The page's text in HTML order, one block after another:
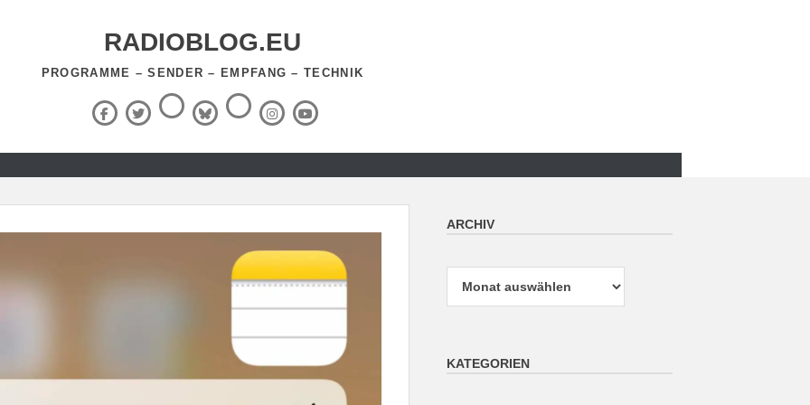
RADIOBLOG.EU
PROGRAMME – SENDER – EMPFANG – TECHNIK
Facebook
X
(Twitter)
ThreadsBlueSky
RSS-
Feed InstagramYouTube
ARCHIV
KATEGORIEN